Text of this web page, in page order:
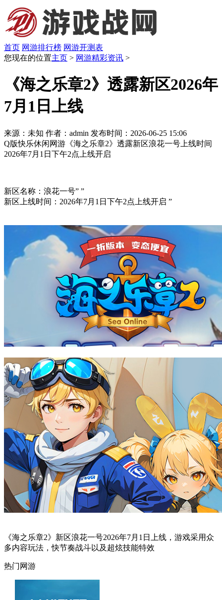
首页 网游排行榜 网游开测表
您现在的位置主页 > 网游精彩资讯 >
《海之乐章2》透露新区2026年
7月1日上线
来源：未知 作者：admin 发布时间：2026-06-25 15:06
Q版快乐休闲网游《海之乐章2》透露新区浪花一号上线时间
2026年7月1日下午2点上线开启
新区名称：浪花一号” ”
新区上线时间：2026年7月1日下午2点上线开启 ”
《海之乐章2》新区浪花一号2026年7月1日上线，游戏采用众
多内容玩法，快节奏战斗以及超炫技能特效
热门网游